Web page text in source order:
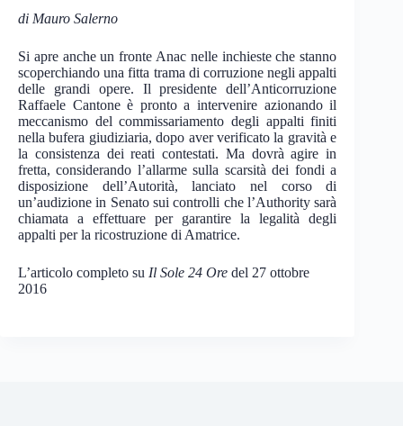
di Mauro Salerno
Si apre anche un fronte Anac nelle inchieste che stanno
scoperchiando una fitta trama di corruzione negli appalti
delle grandi opere. Il presidente dell’Anticorruzione
Raffaele Cantone è pronto a intervenire azionando il
meccanismo del commissariamento degli appalti finiti
nella bufera giudiziaria, dopo aver verificato la gravità e
la consistenza dei reati contestati. Ma dovrà agire in
fretta, considerando l’allarme sulla scarsità dei fondi a
disposizione dell’Autorità, lanciato nel corso di
un’audizione in Senato sui controlli che l’Authority sarà
chiamata a effettuare per garantire la legalità degli
appalti per la ricostruzione di Amatrice.
L’articolo completo su Il Sole 24 Ore del 27 ottobre
2016